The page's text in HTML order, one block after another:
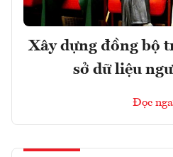
Xây dựng đồng bộ
sở dữ liệu
Đọc